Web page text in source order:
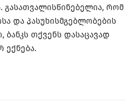
გასათვალისწინებელია, რომ
და პასუხისმგებლობების
ბანკს თქვენს დასაცავად
ექნება.